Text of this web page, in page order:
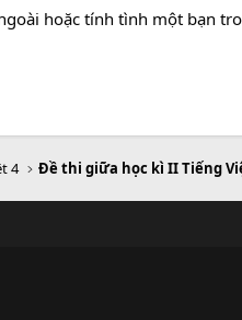
hoặc tính tình một bạn
4 Đề thi giữa học kì II Tiếng